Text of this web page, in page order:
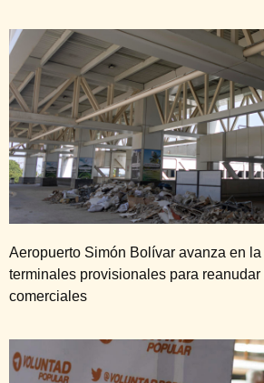
Aeropuerto Simón Bolívar avanza en
terminales provisionales para
comerciales